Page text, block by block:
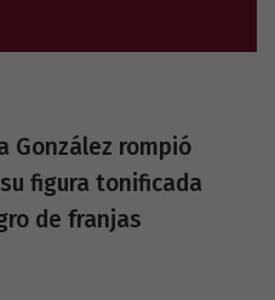
González rompió
figura tonificada
de franjas